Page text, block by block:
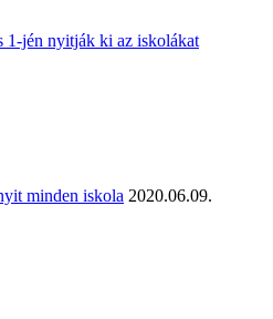
1-jén nyitják ki az iskolákat
minden iskola 2020.06.09.